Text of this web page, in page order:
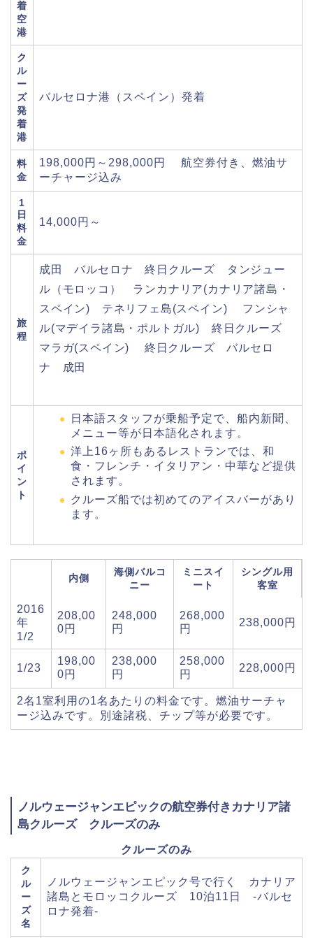
着
空
港
ク
ル
ー
ズ
発
着
港
バルセロナ港（スペイン）発着
料
金
198,000円～298,000円 航空券付き、燃油サ
ーチャージ込み
1
日
料
金
14,000円～
旅
程
成田 バルセロナ 終日クルーズ タンジュー
ル（モロッコ） ランカナリア(カナリア諸島・
スペイン) テネリフェ島(スペイン) フンシャ
ル(マデイラ諸島・ポルトガル) 終日クルーズ
マラガ(スペイン) 終日クルーズ バルセロ
ナ 成田
ポ
イ
ン
ト
日本語スタッフが乗船予定で、船内新聞、
メニュー等が日本語化されます。
洋上16ヶ所もあるレストランでは、和
食・フレンチ・イタリアン・中華など提供
されます。
クルーズ船では初めてのアイスバーがあり
ます。
内側
海側バルコ
ニー
ミニスイ
ート
シングル用
客室
2016
年
1/2
208,00
0円
248,000
円
268,000
円
238,000円
1/23
198,00
0円
238,000
円
258,000
円
228,000円
2名1室利用の1名あたりの料金です。燃油サーチャ
ージ込みです。別途諸税、チップ等が必要です。
ノルウェージャンエピックの航空券付きカナリア諸
島クルーズ クルーズのみ
クルーズのみ
ク
ル
ー
ズ
名
ノルウェージャンエピック号で行く カナリア
諸島とモロッコクルーズ 10泊11日 -バルセ
ロナ発着-